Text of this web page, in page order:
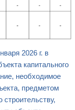
2026 г. в
капитального
необходимое
предметом